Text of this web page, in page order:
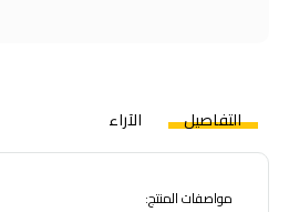
التفاصيل الآراء
مواصفات المنتج: